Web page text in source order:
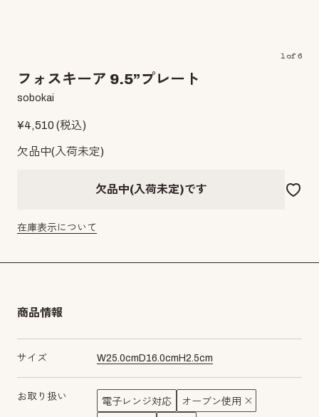
1of 6
フォスキーア 9.5”プレート
sobokai
¥4,510(税込)
欠品中(入荷未定)
欠品中(入荷未定)です
在庫表示について
商品情報
サイズ W25.0cm D16.0cm H2.5cm
お取り扱い 電子レンジ対応 オーブン使用